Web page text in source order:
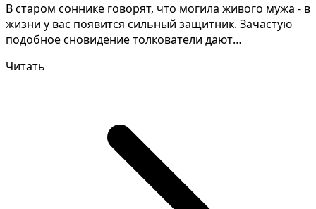
В старом соннике говорят, что могила живого мужа - в
жизни у вас появится сильный защитник. Зачастую
подобное сновидение толкователи дают
Читать